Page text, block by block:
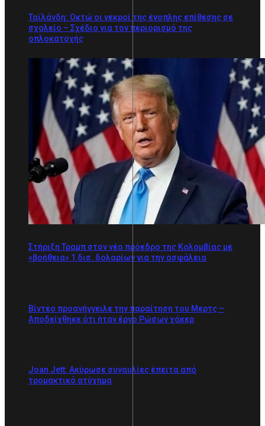
Ταϊλάνδη: Οκτώ οι νεκροί της ένοπλης επίθεσης σε
σχολείο – Σχέδιο για τον περιορισμό της
οπλοκατοχής
Στήριξη Τραμπ στον νέο πρόεδρο της Κολομβίας με
«βοήθεια» 1 δισ. δολαρίων για την ασφάλεια
Βίντεο προανήγγειλε την παραίτηση του Μερτς –
Αποδείχθηκε ότι ήταν έργο Ρώσων χάκερ
Joan Jett: Ακύρωσε συναυλίες έπειτα από
τρομακτικό ατύχημα